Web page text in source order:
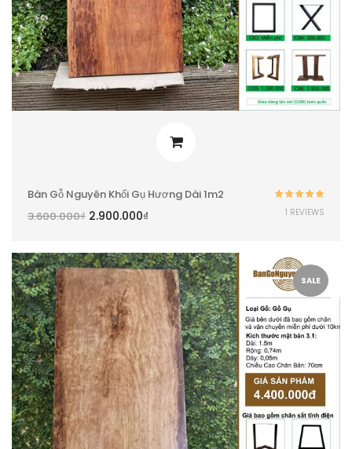
Bàn Gỗ Nguyên Khối Gụ Hương Dài 1m2
3.600.000₫ 2.900.000₫
Được xếp
hạng5.00 5
1 REVIEWS
SALE